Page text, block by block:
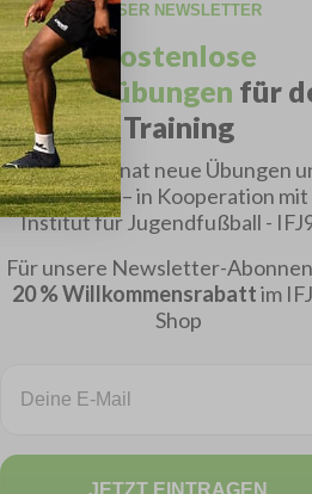
UNSER NEWSLETTER
Kostenlose
Fußballübungen für
Training
Jeden Monat neue Übungen
Spielformen – in Kooperation mit
Institut für Jugendfußball -
Für unsere Newsletter-
20 % Willkommensrabattim
Shop